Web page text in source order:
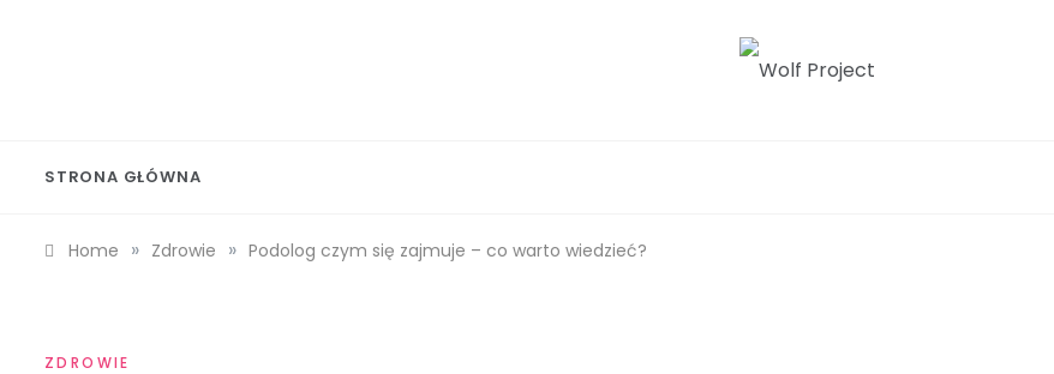
STRONA GŁÓWNA
Home » Zdrowie » Podolog czym się zajmuje – co warto wiedzieć?
ZDROWIE